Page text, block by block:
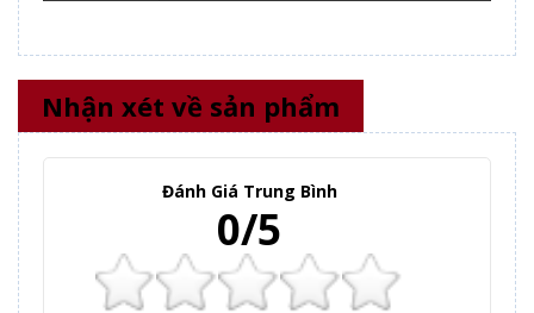
Nhận xét về sản phẩm
Đánh Giá Trung Bình
0/5